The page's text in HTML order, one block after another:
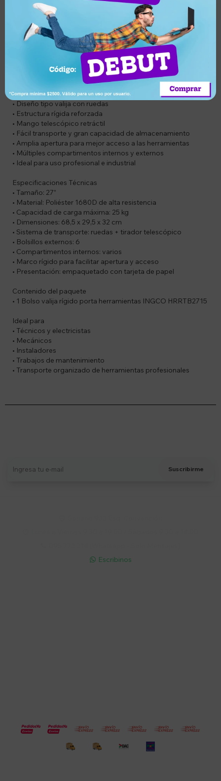
pesada.
Su amplio espacio interior y múltiples bolsillos permiten
mantener todas tus herramientas ordenadas y siempre al
alcance. Ideal para técnicos, electricistas, mecánicos,
instaladores y profesionales que necesitan movilidad y
resistencia en el día a día.
Características
• Marca: INGCO
• Modelo: HRRTB2715
• Diseño tipo valija con ruedas
• Estructura rígida reforzada
• Mango telescópico retráctil
• Fácil transporte y gran capacidad de almacenamiento
• Amplia apertura para mejor acceso a las herramientas
• Múltiples compartimentos internos y externos
• Ideal para uso profesional e industrial
Especificaciones Técnicas
• Tamaño: 27”
• Material: Poliéster 1680D de alta resistencia
• Capacidad de carga máxima: 25 kg
• Dimensiones: 68,5 x 29,5 x 32 cm
• Sistema de transporte: ruedas + tirador telescópico
• Bolsillos externos: 6
• Compartimentos internos: varios
• Marco rígido para facilitar apertura y acceso
• Presentación: empaquetado con tarjeta de papel
Contenido del paquete
• 1 Bolso valija rígido porta herramientas INGCO HRRTB2715
Ideal para
• Técnicos y electricistas
• Mecánicos
• Instaladores
• Trabajos de mantenimiento
• Transporte organizado de herramientas profesionales
Suscribirme
 Escribinos